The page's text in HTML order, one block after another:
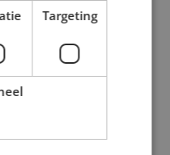
Targeting